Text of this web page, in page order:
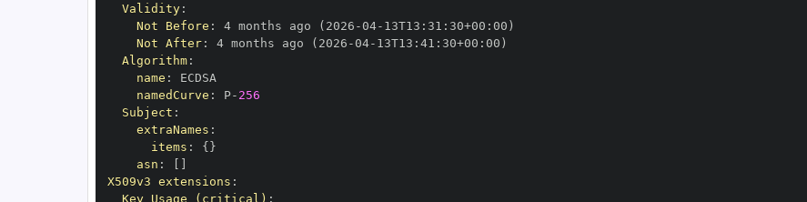
Validity:
Not Before : 4 months ago (2026 -04- 13T13 : 31 : 30+00 :
Not After: 4 months ago (2026 -04- 13T13 : 41 : 30+00 :
Algorithm:
name :
namedCurve : P- 256
Subject :
extraNames :
items : { }
asn :
X509v3 extensions :
Key Usage (critical) :